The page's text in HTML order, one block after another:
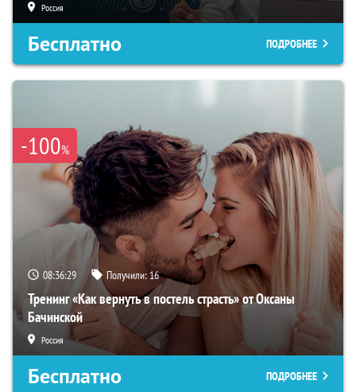
Россия
Бесплатно ПОДРОБНЕЕ
-100%
08:36:28 Получили:16
Тренинг «Как вернуть в постель страсть» от Оксаны
Бачинской
Россия
Бесплатно ПОДРОБНЕЕ